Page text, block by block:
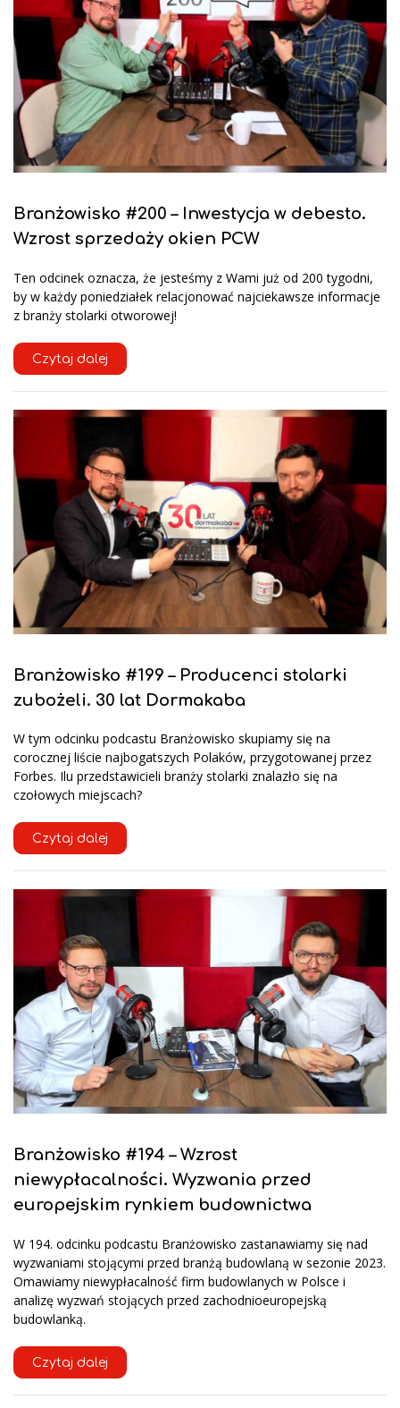
Branżowisko #200 – Inwestycja w debesto.
Wzrost sprzedaży okien PCW
Ten odcinek oznacza, że jesteśmy z Wami już od 200 tygodni,
by w każdy poniedziałek relacjonować najciekawsze informacje
z branży stolarki otworowej!
Czytaj dalej
Branżowisko #199 – Producenci stolarki
zubożeli. 30 lat Dormakaba
W tym odcinku podcastu Branżowisko skupiamy się na
corocznej liście najbogatszych Polaków, przygotowanej przez
Forbes. Ilu przedstawicieli branży stolarki znalazło się na
czołowych miejscach?
Czytaj dalej
Branżowisko #194 – Wzrost
niewypłacalności. Wyzwania przed
europejskim rynkiem budownictwa
W 194. odcinku podcastu Branżowisko zastanawiamy się nad
wyzwaniami stojącymi przed branżą budowlaną w sezonie 2023.
Omawiamy niewypłacalność firm budowlanych w Polsce i
analizę wyzwań stojących przed zachodnioeuropejską
budowlanką.
Czytaj dalej